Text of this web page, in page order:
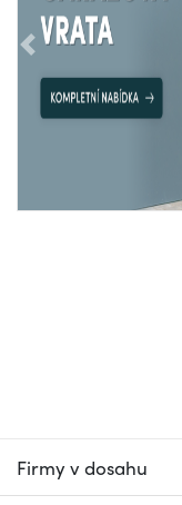
Předchozí
Firmy v dosahu